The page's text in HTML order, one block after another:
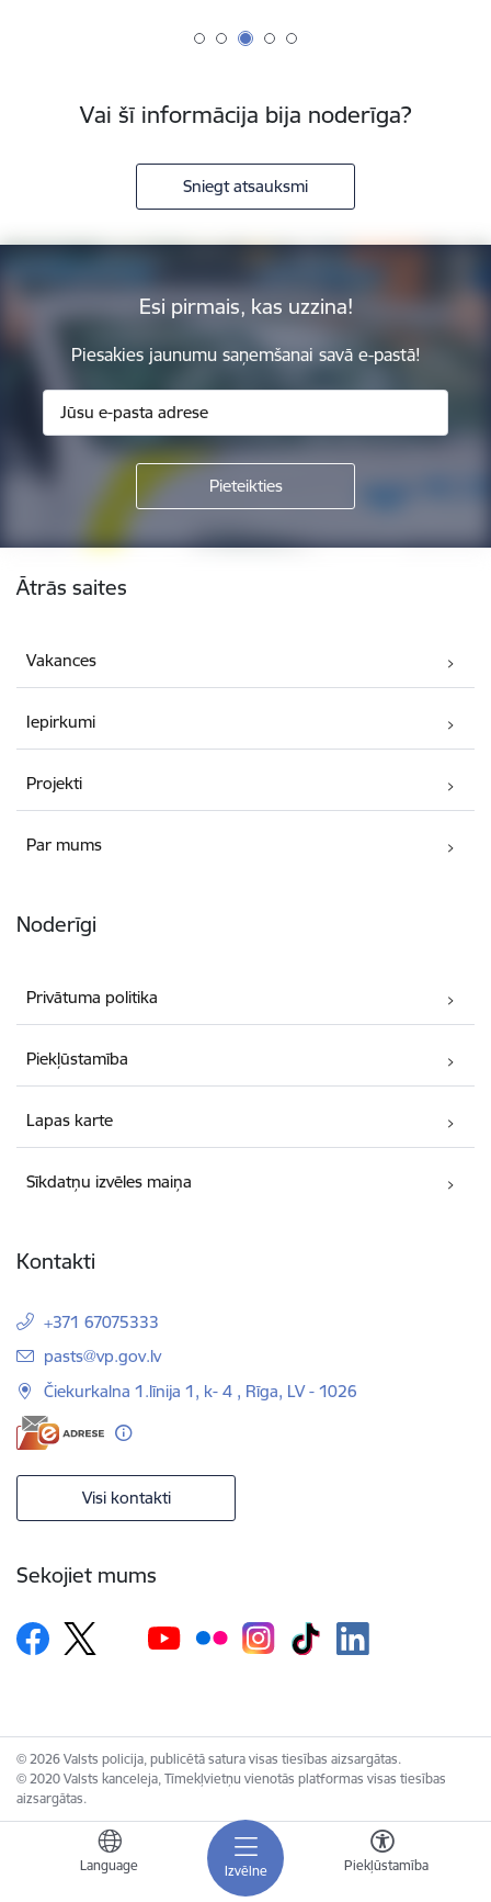
Izvēlne
Language Piekļūstamība
Vai šī informācija bija noderīga?
Sniegt atsauksmi
Esi pirmais, kas uzzina!
Piesakies jaunumu saņemšanai savā e-pastā!
Ātrās saites
Vakances
Iepirkumi
Projekti
Par mums
Noderīgi
Privātuma politika
Piekļūstamība
Lapas karte
Sīkdatņu izvēles maiņa
Kontakti
+371 67075333
E-pasts:
pasts@vp.gov.lv
Čiekurkalna 1.līnija 1, k- 4 , Rīga, LV - 1026
Visi kontakti
Sekojiet mums
© 2026 Valsts policija, publicētā satura visas tiesības aizsargātas.
© 2020 Valsts kanceleja, Tīmekļvietņu vienotās platformas visas tiesības
aizsargātas.